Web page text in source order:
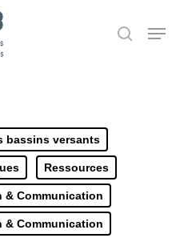
search
Menu
bassins versants
Ressources
& Communication
& Communication